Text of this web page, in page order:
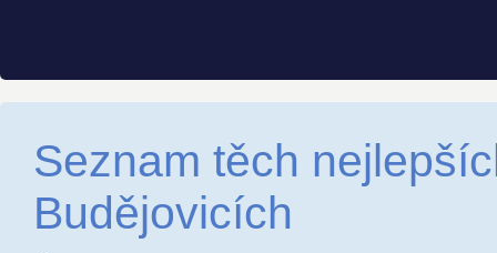
Seznam těch
Budějovicích